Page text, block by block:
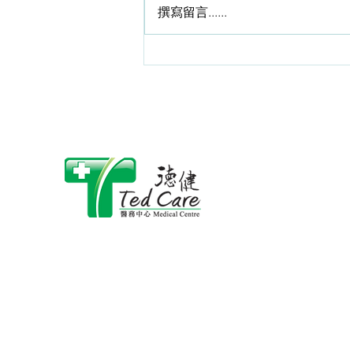
指年齡上的老化！年齡尚輕而卻已
“老態”畢現、寒背彎腰者，大有人
虛時機體表現為：面白顴赤，唇若
塗丹，口燥，舌
撰寫留言......